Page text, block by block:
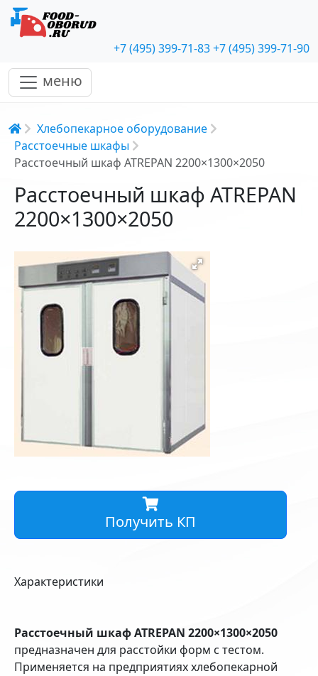
+7 (495) 399-71-83+7 (495) 399-71-90
меню
Строка навигации
Хлебопекарное оборудование
Расстоечные шкафы
Расстоечный шкаф ATREPAN 2200×1300×2050
Расстоечный шкаф ATREPAN
2200×1300×2050
Получить КП
Характеристики
Расстоечный шкаф ATREPAN 2200×1300×2050
предназначен для расстойки форм с тестом.
Применяется на предприятиях хлебопекарной